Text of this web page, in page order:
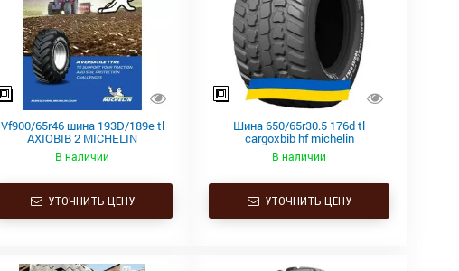
Vf900/65r46 шина 193D/189e tl
AXIOBIB 2 MICHELIN
В наличии
УТОЧНИТЬ ЦЕНУ
Шина 650/65r30.5 176d tl
cargoxbib hf michelin
В наличии
УТОЧНИТЬ ЦЕНУ